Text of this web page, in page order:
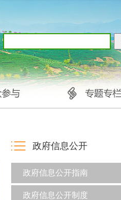
政府信息公开
政府信息公开指南
政府信息公开制度